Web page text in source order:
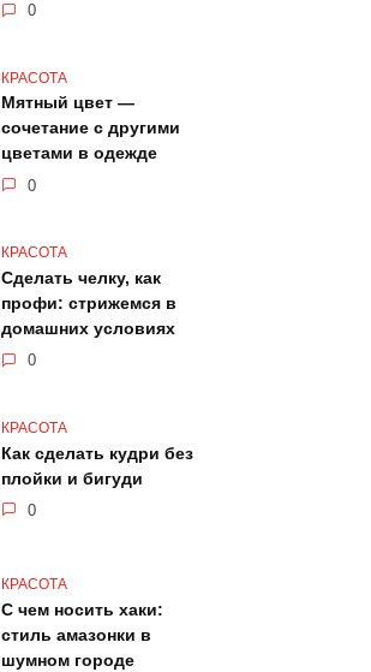
0
КРАСОТА
Мятный цвет —
сочетание с другими
цветами в одежде
0
КРАСОТА
Сделать челку, как
профи: стрижемся в
домашних условиях
0
КРАСОТА
Как сделать кудри без
плойки и бигуди
0
КРАСОТА
С чем носить хаки:
стиль амазонки в
шумном городе